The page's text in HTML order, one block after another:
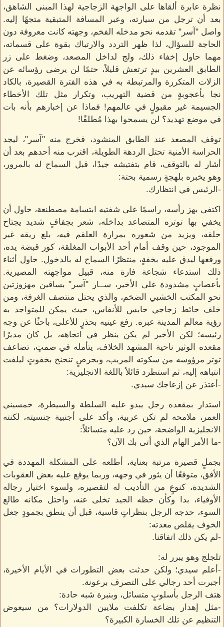
نظرة عابرة ألقاها على الواجهة الزجاجية لهذا المبنى الشاهق،
بعد أن ترجل من سيارته، وعبر المسافة المتبقية متجهًا إليه.
واصل "آسر" تقدمه نحو مدخله الفخم، وجهته كانت معروفة دون
الحاجة للسؤال، لذا ظهر التردد والارتباك بقوة على قسماته،
مهما حاول إخفاء ذلك، ولج لداخل المصعد، وضغط على زر
الطابق العشرين بيدٍ ترتعش قليلاً، حتمًا لن يرضى رؤسائه عن
الزلات المتكررة والمرتبطة به في هذه الفترة القصيرة، بالكاد
نجا بأعجوبةٍ من قضية التهريب، وتكرار مثل تلك الأخطاء
الجسيمة غير مقبولٍ في عالمهم! فماذا عن إخبارهم بأنه بات
في موضع تهديد؟ لن يسمحوا بهذا مُطلقًا!
توقف المصعد عند الطابق المنشود، فخرج منه "آسر"، ليجد
الحراسة الأمنية تحتل الردهة الطويلة، اقترب منه أحدهم بعد أن
أشار له بالتوقف، قام بتفتيشه جيدًا، قبل السماح له بالمرور،
وهو يخبره بلهجةٍ رسمية بحتة:
-الرئيس في انتظارك.
اكتفى بهز رأسه، راسمًا على شفتيه ابتسامة مصطنعة، حاول أن
يخفي بها توتره المتصاعد بداخله، شعر بجفافٍ شديد يجتاح
حلقه، ويزيد من شعوره بمرارة العلقم فيه، بلع ريقه غير
الموجود، حين وقف أمام أحد الأبواب المغلقة، كور قبضة يده،
ورفعها ليدق عليه بخفةٍ، منتظرًا السماح له بالدخول. حاول أثناء
ذلك استدعاء شجاعة فارة منه، قبيل مواجهته المصيرية.
بأعصابٍ مشدودة على الأخير، ســار "آسر" بساقين مهزوزتين
نحو المكتب الخشبي الضخم، والذي يحتل منتصف الغرفة، ومن
خلف حائط زجاجي حابس للأنفاس، حيث يمكن للمتواجد به
رؤية معالم المدينة عبره. رفع عينيه بحذرٍ للأعلى، باحثًا عن وجه
رئيسه؛ لكن الأخير لم يكن ينظر في اتجاهه، بل كان مديرًا
مقعده الوثير ناحية المشهد الخلاف، يتأمله في صمتٍ، تضاعف
توتر مرؤوسه من سكوته المريب، وبحرصٍ تنحنح بخفوتٍ ليلفت
انتباهه إليه، ثم استطرد قائلاً باللغة الانجليزية:
-أعتذر عن إزعاجك سيدي.
استدار بمقعده رجل يبدو عليه السلطة والسيطرة، خمسيني
العمر، ملامحه لم تكن عربية، وأكد على أجنبية جنسيته، لكنته
الانجليزية الواضحة، حين رد عليه متسائلاً:
-ما الأمر الهام الذي أتى بك الآن؟
بجملٍ قصيرة مرتبة بعناية، أطلعه على المشكلة المهددة في
الأفق، متوقعًا أن يثور في وجهه، وربما يوقع عليه بعض العقوبات
الشديدة، كنوعٍ من التأديب له لتقصيره، ولسوء اختيار رجاله
الأوفياء، بدا وكأن حظه الجيد تخلى عنه، واحتل مكانه طالع
السوء، حدجه الرجل بنظراتٍ قاسية، قبل أن ينطق بجمودٍ جعل
الخوف يقلص معدته:
-لم يكن ذلك اتفاقنا.
تلجلج وهو يبرر له:
-أعلم سيدي؛ ولكن حدثت بعض التطورات في الأيام الأخيرة،
أجبرت أحد رجالي على التصرف برعونة.
هتف الرجل بأسلوبٍ متسائل، وبنبرة شبه حادة:
-مثل إهدار بضاعة تكلفت ملايين الدولارات؟ من سيعوض
التنظيم عن تلك الخسارة الكبيرة؟